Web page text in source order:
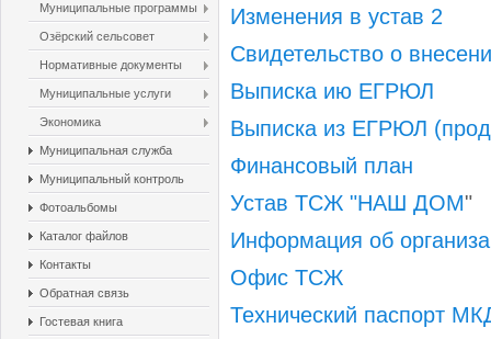
Муниципальные программы
Озёрский сельсовет
Нормативные документы
Муниципальные услуги
Экономика
Муниципальная служба
Муниципальный контроль
Фотоальбомы
Каталог файлов
Контакты
Обратная связь
Гостевая книга
Изменения в устав 2
Свидетельство о
Выписка ию ЕГРЮЛ
Выписка из ЕГРЮЛ
Финансовый план
Устав ТСЖ "НАШ ДОМ"
Информация об
Офис ТСЖ
Технический паспорт